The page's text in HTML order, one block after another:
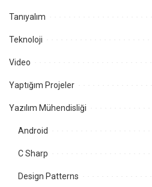
Tanıyalım
Teknoloji
Video
Yaptığım Projeler
Yazılım Mühendisliği
Android
C Sharp
Design Patterns